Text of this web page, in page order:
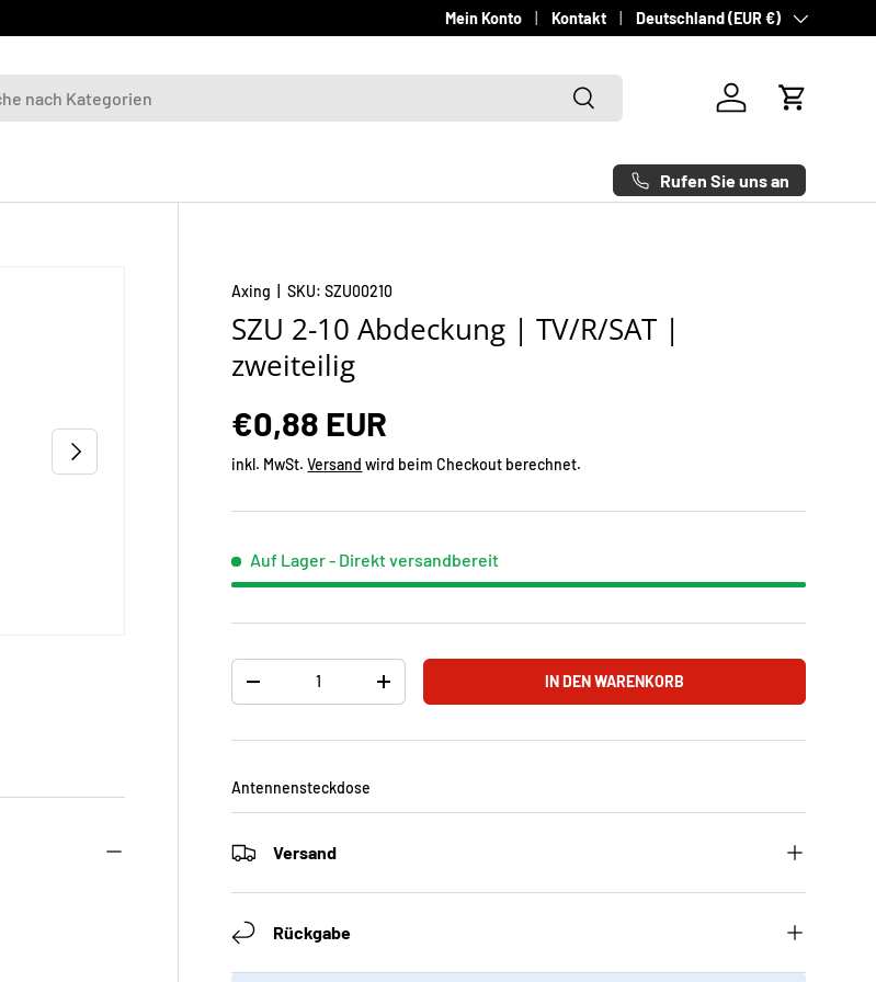
Schneller Versand - Deutschlandweit innerhalb von 1-3
Mein Konto Kontakt Land/Region
Deutschland (EUR €)
Suchen
Einloggen
Rufen Sie uns an
NÄCHSTE
Axing |SKU: SZU00210
SZU 2-10 Abdeckung | TV/R/SAT |
zweiteilig
€0,88 EUR
inkl. MwSt.Versand wird beim Checkout berechnet.
Auf Lager- Direkt versandbereit
-
+ IN DEN WARENKORB
Antennensteckdose
Versand
Rückgabe